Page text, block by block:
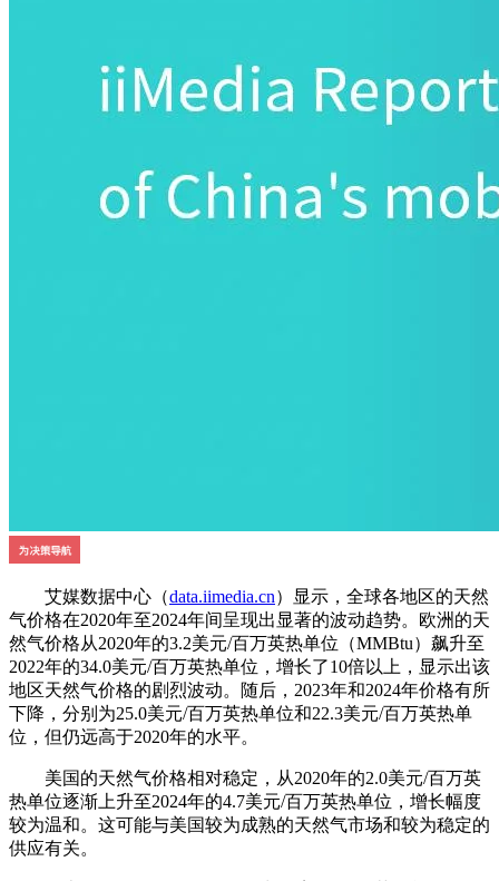
艾媒数据中心（data.iimedia.cn）显示，全球各地区的天然
气价格在2020年至2024年间呈现出显著的波动趋势。欧洲的天
然气价格从2020年的3.2美元/百万英热单位（MMBtu）飙升至
2022年的34.0美元/百万英热单位，增长了10倍以上，显示出该
地区天然气价格的剧烈波动。随后，2023年和2024年价格有所
下降，分别为25.0美元/百万英热单位和22.3美元/百万英热单
位，但仍远高于2020年的水平。
美国的天然气价格相对稳定，从2020年的2.0美元/百万英
热单位逐渐上升至2024年的4.7美元/百万英热单位，增长幅度
较为温和。这可能与美国较为成熟的天然气市场和较为稳定的
供应有关。